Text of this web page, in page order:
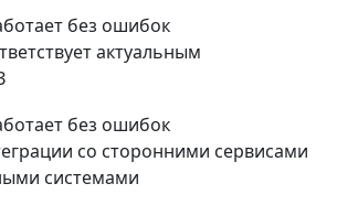
актуальным
со сторонними сервисами
системами